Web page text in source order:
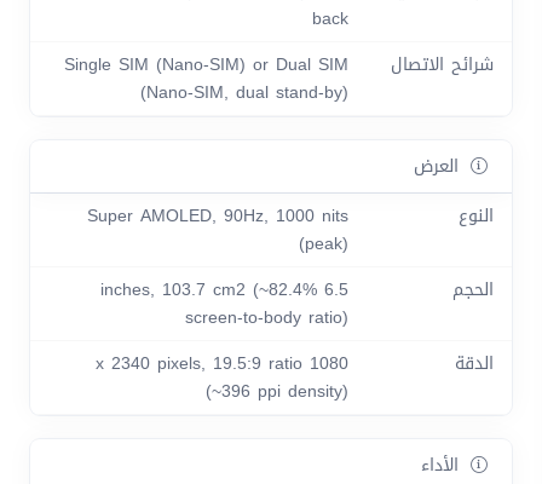
back
شرائح الاتصال
Single SIM (Nano-SIM) or Dual SIM
(Nano-SIM, dual stand-by)
العرض
النوع
Super AMOLED, 90Hz, 1000 nits
(peak)
الحجم
6.5 inches, 103.7 cm2 (~82.4%
screen-to-body ratio)
الدقة
1080 x 2340 pixels, 19.5:9 ratio
(~396 ppi density)
الأداء